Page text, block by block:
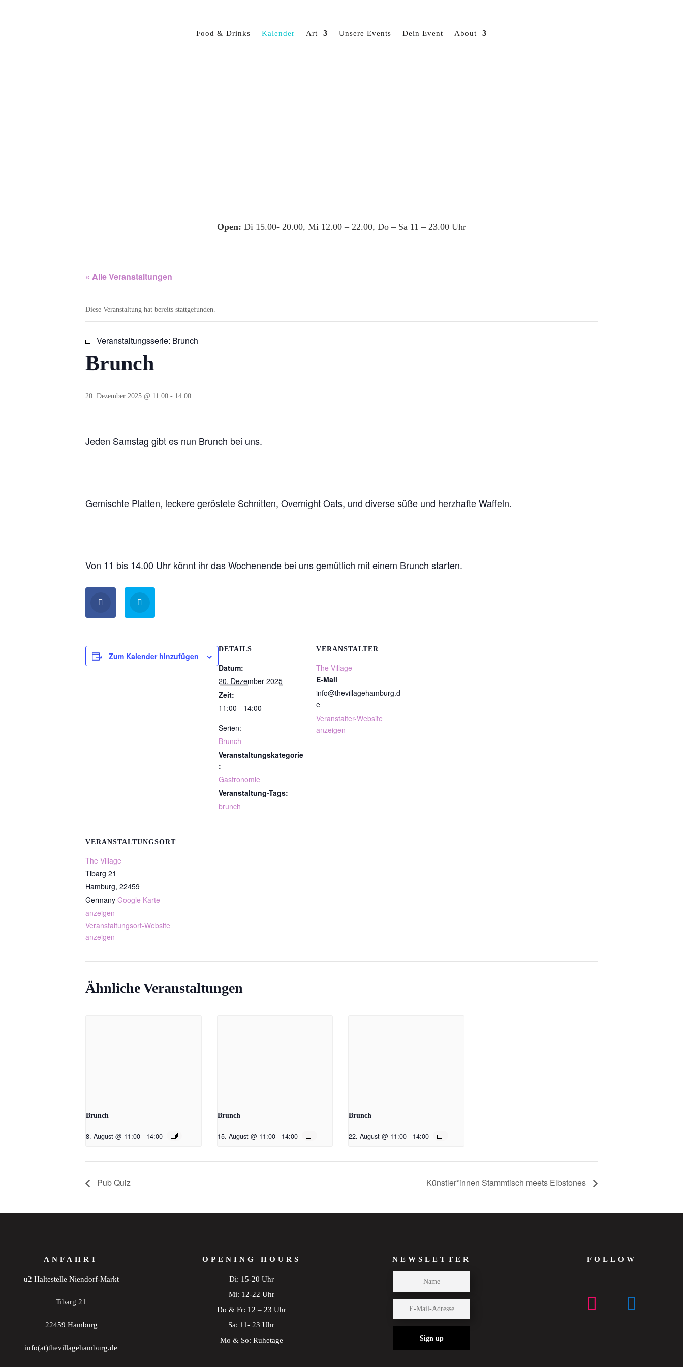
Food & Drinks Kalender Art Unsere Events Dein Event About
Open: Di 15.00- 20.00, Mi 12.00 – 22.00, Do – Sa 11 – 23.00 Uhr
« Alle Veranstaltungen
Diese Veranstaltung hat bereits stattgefunden.
Veranstaltungsserie: Brunch
Brunch
20. Dezember 2025 @ 11:00 - 14:00
Jeden Samstag gibt es nun Brunch bei uns.
Gemischte Platten, leckere geröstete Schnitten, Overnight Oats, und diverse süße und herzhafte Waffeln.
Von 11 bis 14.00 Uhr könnt ihr das Wochenende bei uns gemütlich mit einem Brunch starten.
Zum Kalender hinzufügen
DETAILS
Datum:
20. Dezember 2025
Zeit:
11:00 - 14:00
Serien:
Brunch
Veranstaltungskategorie
:
Gastronomie
Veranstaltung-Tags:
brunch
VERANSTALTER
The Village
E-Mail
info@thevillagehamburg.d
e
Veranstalter-Website
anzeigen
VERANSTALTUNGSORT
The Village
Tibarg 21
Hamburg, 22459
Germany Google Karte
anzeigen
Veranstaltungsort-Website
anzeigen
Ähnliche Veranstaltungen
Brunch
8. August @ 11:00 - 14:00
Brunch
15. August @ 11:00 - 14:00
Brunch
22. August @ 11:00 - 14:00
Pub Quiz Künstler*innen Stammtisch meets Elbstones
ANFAHRT
u2 Haltestelle Niendorf-Markt
Tibarg 21
22459 Hamburg
info(at)thevillagehamburg.de
OPENING HOURS
Di: 15-20 Uhr
Mi: 12-22 Uhr
Do & Fr: 12 – 23 Uhr
Sa: 11- 23 Uhr
Mo & So: Ruhetage
NEWSLETTER
Sign up
FOLLOW